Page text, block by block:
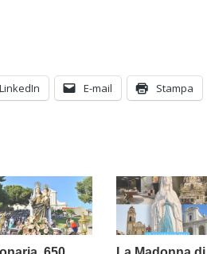
LinkedIn E-mail Stampa